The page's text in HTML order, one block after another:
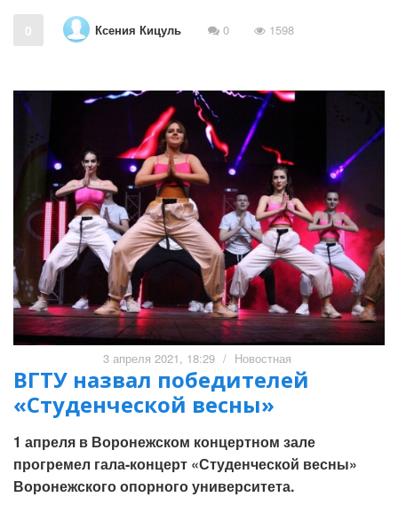
0 Ксения Кицуль 0 1598
3 апреля 2021, 18:29 / Новостная
ВГТУ назвал победителей
«Студенческой весны»
1 апреля в Воронежском концертном зале
прогремел гала-концерт «Студенческой весны»
Воронежского опорного университета.